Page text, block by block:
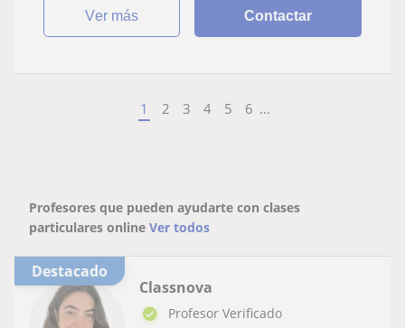
ver más Contactar
1 2 3 4 5 6 ...
Profesores que pueden ayudarte con clases
particulares online Ver todos
Destacado
Classnova
Profesor Verificado